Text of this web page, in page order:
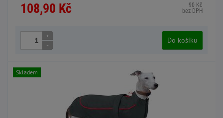
108,90 Kč
90 Kč
bez DPH
+
-
Do košíku
Skladem